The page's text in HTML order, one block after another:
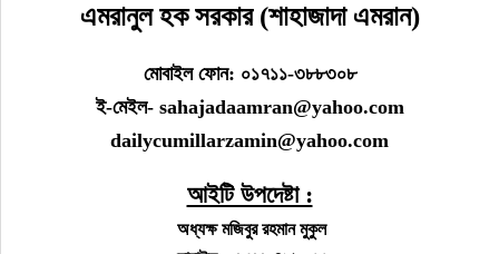
এমরানুল হক সরকার (শাহাজাদা এমরান)
মোবাইল ফোন: ০১৭১১-৩৮৮৩০৮
ই-মেইল- sahajadaamran@yahoo.com
dailycumillarzamin@yahoo.com
আইটি উপদেষ্টা :
অধ্যক্ষ মজিবুর রহমান মুকুল